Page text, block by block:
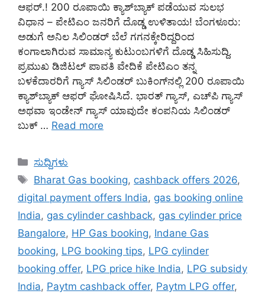
ಆಫರ್.! 200 ರೂಪಾಯಿ ಕ್ಯಾಶ್‌ಬ್ಯಾಕ್ ಪಡೆಯುವ ಸುಲಭ
ವಿಧಾನ – ಪೇಟಿಎಂ ಜನರಿಗೆ ದೊಡ್ಡ ಉಳಿತಾಯ! ಬೆಂಗಳೂರು:
ಅಡುಗೆ ಅನಿಲ ಸಿಲಿಂಡರ್ ಬೆಲೆ ಗಗನಕ್ಕೇರಿದ್ದರಿಂದ
ಕಂಗಾಲಾಗಿರುವ ಸಾಮಾನ್ಯ ಕುಟುಂಬಗಳಿಗೆ ದೊಡ್ಡ ಸಿಹಿಸುದ್ದಿ.
ಪ್ರಮುಖ ಡಿಜಿಟಲ್ ಪಾವತಿ ವೇದಿಕೆ ಪೇಟಿಎಂ ತನ್ನ
ಬಳಕೆದಾರರಿಗೆ ಗ್ಯಾಸ್ ಸಿಲಿಂಡರ್ ಬುಕಿಂಗ್‌ನಲ್ಲಿ 200 ರೂಪಾಯಿ
ಕ್ಯಾಶ್‌ಬ್ಯಾಕ್ ಆಫರ್ ಘೋಷಿಸಿದೆ. ಭಾರತ್ ಗ್ಯಾಸ್, ಎಚ್‌ಪಿ ಗ್ಯಾಸ್
ಅಥವಾ ಇಂಡೇನ್ ಗ್ಯಾಸ್ ಯಾವುದೇ ಕಂಪನಿಯ ಸಿಲಿಂಡರ್
ಬುಕ್ … Read more
Categories
ಸುದ್ದಿಗಳು
Tags
Bharat Gas booking, cashback offers 2026,
digital payment offers India, gas booking online
India, gas cylinder cashback, gas cylinder price
Bangalore, HP Gas booking, Indane Gas
booking, LPG booking tips, LPG cylinder
booking offer, LPG price hike India, LPG subsidy
India, Paytm cashback offer, Paytm LPG offer,